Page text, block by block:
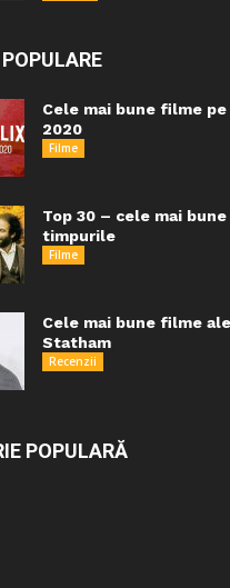
Cele mai bune filme
2020
Filme
Top 30 – cele mai
timpurile
Filme
Cele mai bune filme
Statham
Recenzii
POPULARĂ